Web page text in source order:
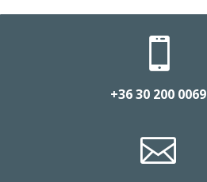

+36 30 200 0069
